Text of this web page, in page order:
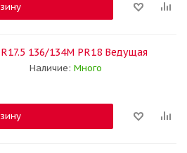
136/134M PR18 Ведущая
Наличие: Много